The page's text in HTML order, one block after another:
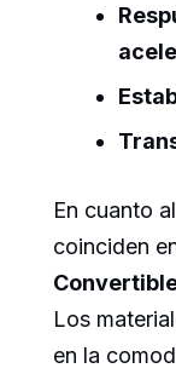
En cuanto
coinciden
Los
en la